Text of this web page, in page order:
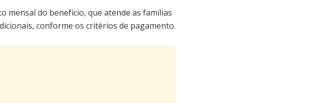
mensal do benefício, que atende as famílias
conforme os critérios de pagamento.